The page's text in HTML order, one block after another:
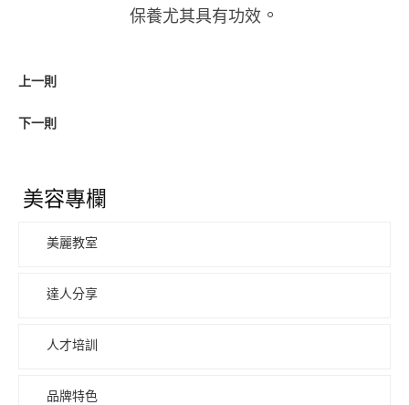
保養尤其具有功效 。
上一則
下一則
美容專欄
美麗教室
達人分享
人才培訓
品牌特色